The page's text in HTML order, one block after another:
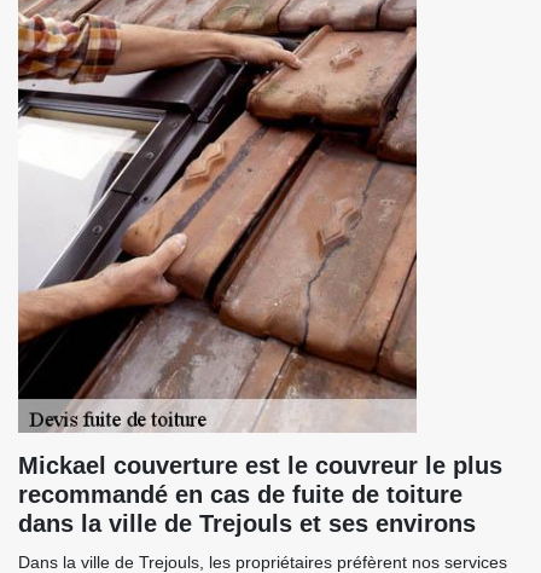
Mickael couverture est le couvreur le plus
recommandé en cas de fuite de toiture
dans la ville de Trejouls et ses environs
Dans la ville de Trejouls, les propriétaires préfèrent nos services